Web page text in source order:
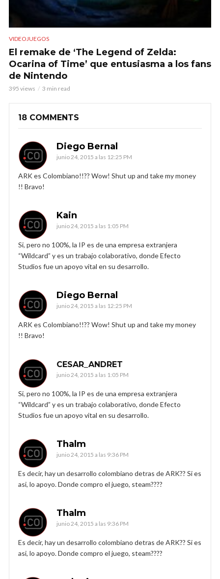
VIDEOJUEGOS
El remake de ‘The Legend of Zelda:
Ocarina of Time’ que entusiasma a los fans
de Nintendo
395 views 3 min read
18 COMMENTS
Diego Bernal
junio 24, 2015 a las 12:25 PM
ARK es Colombiano!!?? Wow! Shut up and take my money
!! Bravo!
Kain
junio 24, 2015 a las 1:05 PM
Si, pero no 100%, la IP es de una empresa extranjera
“Wildcard” y es un trabajo colaborativo, donde Efecto
Studios fue un apoyo vital en su desarrollo.
Diego Bernal
junio 24, 2015 a las 12:25 PM
ARK es Colombiano!!?? Wow! Shut up and take my money
!! Bravo!
CESAR_ANDRET
junio 24, 2015 a las 1:05 PM
Si, pero no 100%, la IP es de una empresa extranjera
“Wildcard” y es un trabajo colaborativo, donde Efecto
Studios fue un apoyo vital en su desarrollo.
Thalm
junio 24, 2015 a las 9:36 PM
Es decir, hay un desarrollo colombiano detras de ARK?? Si es
asi, lo apoyo. Donde compro el juego, steam????
Thalm
junio 24, 2015 a las 9:36 PM
Es decir, hay un desarrollo colombiano detras de ARK?? Si es
asi, lo apoyo. Donde compro el juego, steam????